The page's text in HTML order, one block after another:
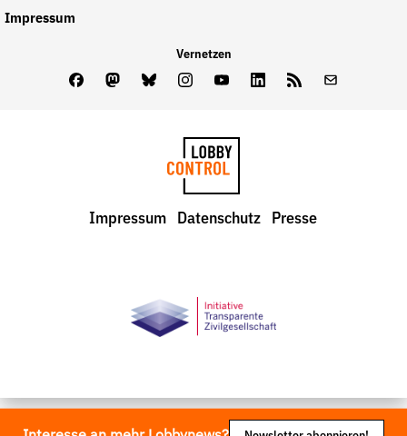
Impressum
Vernetzen
FacebookMastodon
BlueskyInstagram
YoutubeLinkedInFeed
LobbyControl
Impressum Datenschutz Presse